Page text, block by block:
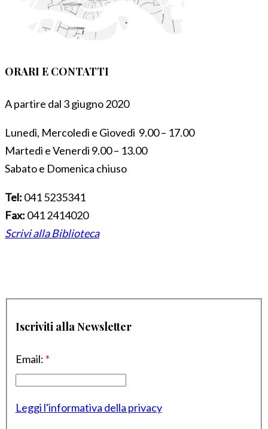
ORARI E CONTATTI
A partire dal 3 giugno 2020
Lunedì, Mercoledì e Giovedì 9.00 – 17.00
Martedì e Venerdì 9.00 – 13.00
Sabato e Domenica chiuso
Tel: 041 5235341
Fax: 041 2414020
Scrivi alla Biblioteca
Iscriviti alla Newsletter
Email: *
Leggi l'informativa della privacy